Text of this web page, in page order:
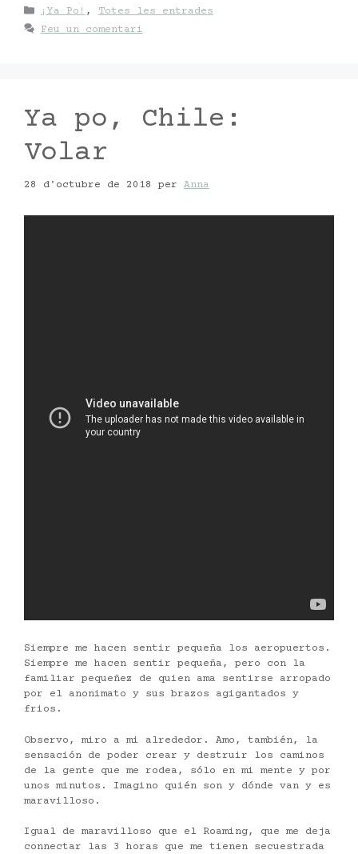
Categories
¡Ya Po! , Totes les entrades
Feu un comentari
Ya po, Chile:
Volar
28 d'octubre de 2018 per Anna
Siempre me hacen sentir pequeña los aeropuertos.
Siempre me hacen sentir pequeña, pero con la
familiar pequeñez de quien ama sentirse arropado
por el anonimato y sus brazos agigantados y
frios.
Observo, miro a mi alrededor. Amo, también, la
sensación de poder crear y destruir los caminos
de la gente que me rodea, sólo en mi mente y por
unos minutos. Imagino quién son y dónde van y es
maravilloso.
Igual de maravilloso que el Roaming, que me deja
connectar las 3 horas que me tienen secuestrada